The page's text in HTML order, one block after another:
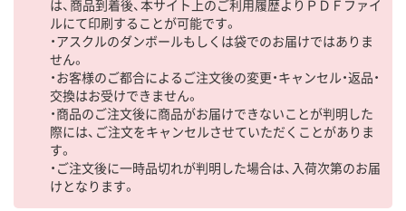
は、商品到着後、本サイト上のご利用履歴よりＰＤＦファイ
ルにて印刷することが可能です。
・アスクルのダンボールもしくは袋でのお届けではありま
せん。
・お客様のご都合によるご注文後の変更・キャンセル・返品・
交換はお受けできません。
・商品のご注文後に商品がお届けできないことが判明した
際には、ご注文をキャンセルさせていただくことがありま
す。
・ご注文後に一時品切れが判明した場合は、入荷次第のお届
けとなります。